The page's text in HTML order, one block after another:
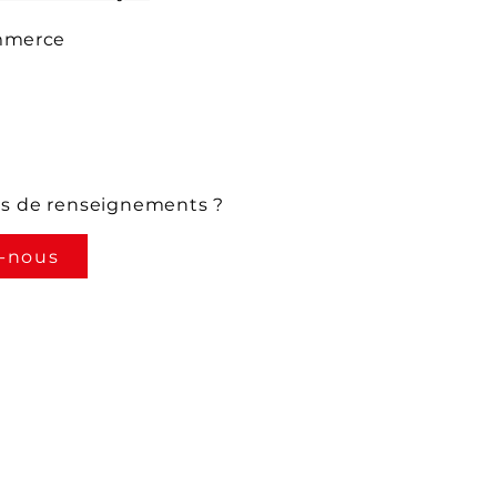
de renseignements ?
nous